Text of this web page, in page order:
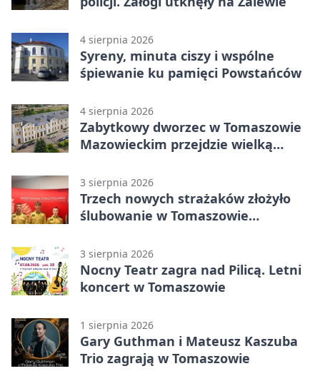
4 sierpnia 2026
Syreny, minuta ciszy i wspólne
śpiewanie ku pamięci Powstańców
4 sierpnia 2026
Zabytkowy dworzec w Tomaszowie
Mazowieckim przejdzie wielką
wykonawcy
3 sierpnia 2026
Trzech nowych strażaków złożyło
ślubowanie w Tomaszowie
3 sierpnia 2026
Nocny Teatr zagra nad Pilicą. Letni
koncert w Tomaszowie
1 sierpnia 2026
Gary Guthman i Mateusz Kaszuba
Trio zagrają w Tomaszowie